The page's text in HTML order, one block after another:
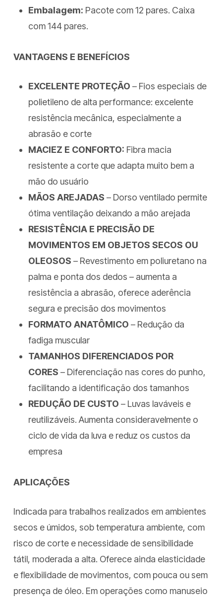
Embalagem: Pacote com 12 pares. Caixa
com 144 pares.
VANTAGENS E BENEFÍCIOS
EXCELENTE PROTEÇÃO – Fios especiais de
polietileno de alta performance: excelente
resistência mecânica, especialmente a
abrasão e corte
MACIEZ E CONFORTO: Fibra macia
resistente a corte que adapta muito bem a
mão do usuário
MÃOS AREJADAS – Dorso ventilado permite
ótima ventilação deixando a mão arejada
RESISTÊNCIA E PRECISÃO DE
MOVIMENTOS EM OBJETOS SECOS OU
OLEOSOS – Revestimento em poliuretano na
palma e ponta dos dedos – aumenta a
resistência a abrasão, oferece aderência
segura e precisão dos movimentos
FORMATO ANATÔMICO – Redução da
fadiga muscular
TAMANHOS DIFERENCIADOS POR
CORES – Diferenciação nas cores do punho,
facilitando a identificação dos tamanhos
REDUÇÃO DE CUSTO – Luvas laváveis e
reutilizáveis. Aumenta consideravelmente o
ciclo de vida da luva e reduz os custos da
empresa
APLICAÇÕES
Indicada para trabalhos realizados em ambientes
secos e úmidos, sob temperatura ambiente, com
risco de corte e necessidade de sensibilidade
tátil, moderada a alta. Oferece ainda elasticidade
e flexibilidade de movimentos, com pouca ou sem
presença de óleo. Em operações como manuseio